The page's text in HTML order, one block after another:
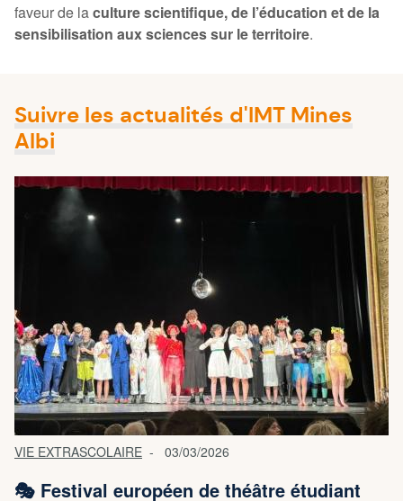
faveur de laculture scientifique, de l’éducation et de la
sensibilisation aux sciences sur le territoire.
Suivre les actualités d'IMT Mines
Albi
VIE EXTRASCOLAIRE 03/03/2026
🎭 Festival européen de théâtre étudiant